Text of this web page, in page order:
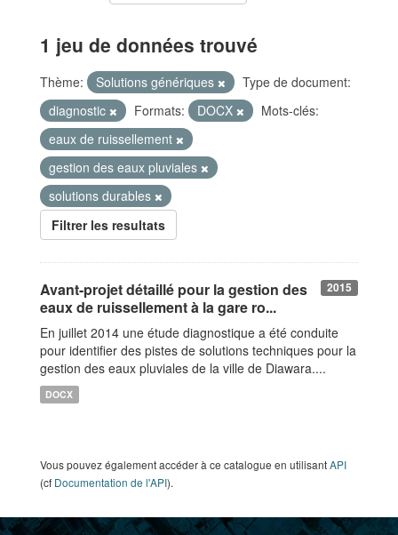
1 jeu de données trouvé
Thème: Solutions génériques
Type de document:
diagnostic
Formats: DOCX
Mots-clés:
eaux de ruissellement
gestion des eaux pluviales
solutions durables
Filtrer les resultats
2015
Avant-projet détaillé pour la gestion des
eaux de ruissellement à la gare ro...
En juillet 2014 une étude diagnostique a été conduite
pour identifier des pistes de solutions techniques pour la
gestion des eaux pluviales de la ville de Diawara....
DOCX
Vous pouvez également accéder à ce catalogue en utilisantAPI
(cf Documentation de l'API).